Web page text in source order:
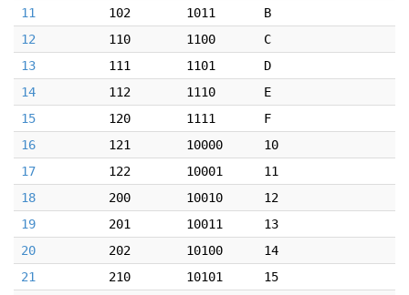
11
102 1011
B
12
110 1100
C
13
111 1101
D
14
112 1110
E
15
120 1111
F
16
121 10000
10
17
122 10001
11
18
200 10010
12
19
201 10011
13
20
202 10100
14
21
210 10101
15